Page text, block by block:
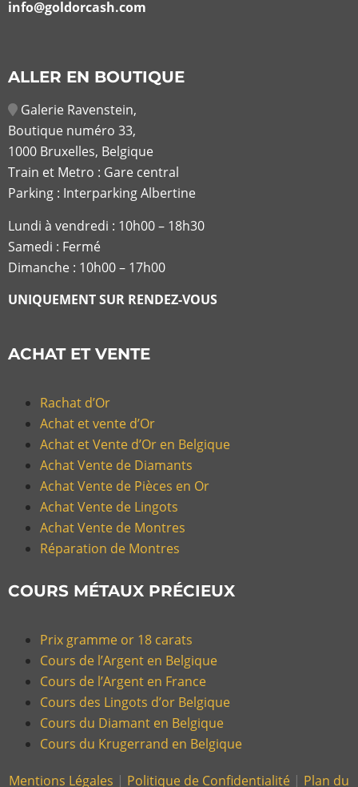
info@goldorcash.com
ALLER EN BOUTIQUE
Galerie Ravenstein,
Boutique numéro 33,
1000 Bruxelles, Belgique
Train et Metro : Gare central
Parking : Interparking Albertine
Lundi à vendredi : 10h00 – 18h30
Samedi : Fermé
Dimanche : 10h00 – 17h00
UNIQUEMENT SUR RENDEZ-VOUS
ACHAT ET VENTE
Rachat d’Or
Achat et vente d’Or
Achat et Vente d’Or en Belgique
Achat Vente de Diamants
Achat Vente de Pièces en Or
Achat Vente de Lingots
Achat Vente de Montres
Réparation de Montres
COURS MÉTAUX PRÉCIEUX
Prix gramme or 18 carats
Cours de l’Argent en Belgique
Cours de l’Argent en France
Cours des Lingots d’or Belgique
Cours du Diamant en Belgique
Cours du Krugerrand en Belgique
Mentions Légales | Politique de Confidentialité | Plan du